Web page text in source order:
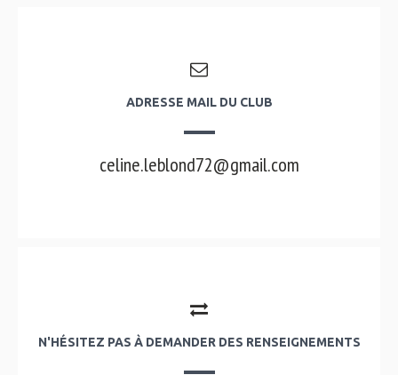
ADRESSE MAIL DU CLUB
celine.leblond72@gmail.com
N'HÉSITEZ PAS À DEMANDER DES RENSEIGNEMENTS